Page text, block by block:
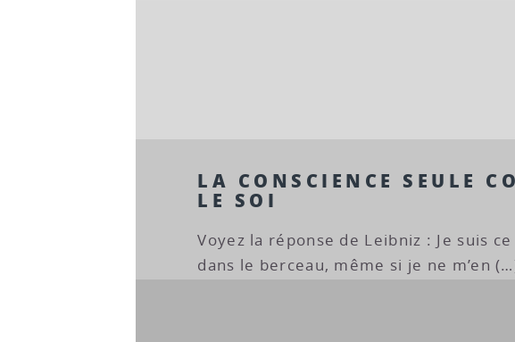
LA CONSCIENCE SEULE
LE SOI
Voyez la réponse de Leibniz : Je suis
dans le berceau, même si je ne m’en